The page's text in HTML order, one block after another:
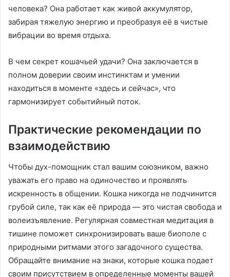
человека? Она работает как живой аккумулятор,
забирая тяжелую энергию и преобразуя её в чистые
вибрации во время отдыха.
В чем секрет кошачьей удачи? Она заключается в
полном доверии своим инстинктам и умении
находиться в моменте «здесь и сейчас», что
гармонизирует событийный поток.
Практические рекомендации по
взаимодействию
Чтобы дух-помощник стал вашим союзником, важно
уважать его право на одиночество и проявлять
искренность в общении. Кошка никогда не подчинится
грубой силе, так как её природа — это чистая свобода и
волеизъявление. Регулярная совместная медитация в
тишине поможет синхронизировать ваше биополе с
природными ритмами этого загадочного существа.
Обращайте внимание на знаки, которые кошка подает
своим присутствием в определенные моменты вашей